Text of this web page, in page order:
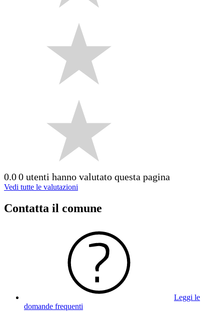
0.00 utenti hanno valutato questa pagina
Vedi tutte le valutazioni
Contatta il comune
Leggi le
domande frequenti